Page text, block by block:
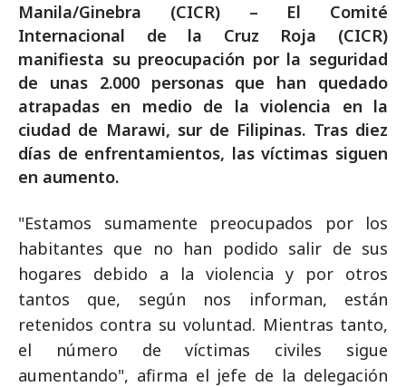
Manila/Ginebra (CICR) – El Comité
Internacional de la Cruz Roja (CICR)
manifiesta su preocupación por la seguridad
de unas 2.000 personas que han quedado
atrapadas en medio de la violencia en la
ciudad de Marawi, sur de Filipinas. Tras diez
días de enfrentamientos, las víctimas siguen
en aumento.
"Estamos sumamente preocupados por los
habitantes que no han podido salir de sus
hogares debido a la violencia y por otros
tantos que, según nos informan, están
retenidos contra su voluntad. Mientras tanto,
el número de víctimas civiles sigue
aumentando", afirma el jefe de la delegación